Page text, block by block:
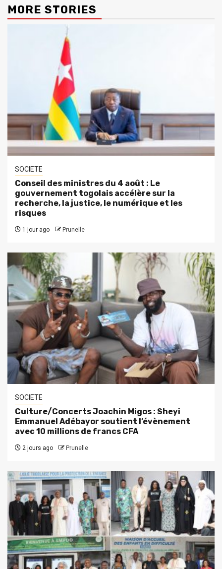
MORE STORIES
SOCIETE
Conseil des ministres du 4 août : Le
gouvernement togolais accélère sur la
recherche, la justice, le numérique et les
risques
1 jour ago Prunelle
SOCIETE
Culture/Concerts Joachin Migos : Sheyi
Emmanuel Adébayor soutient l’évènement
avec 10 millions de francs CFA
2 jours ago Prunelle